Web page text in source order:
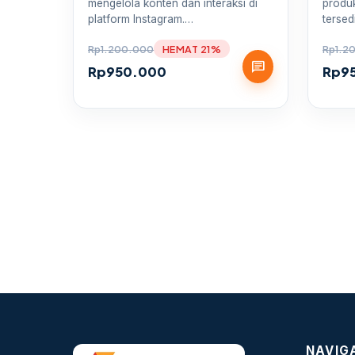
mengelola konten dan interaksi di
platform Instagram.…
Rp1.200.000
Rp950.000
HEMAT 21%
chat
Rp
Rp